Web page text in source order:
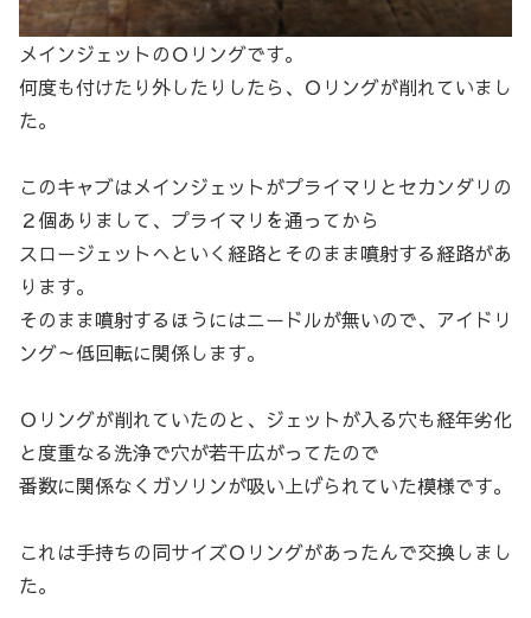
メインジェットのＯリングです。
何度も付けたり外したりしたら、Ｏリングが削れていまし
た。
このキャブはメインジェットがプライマリとセカンダリの
２個ありまして、プライマリを通ってから
スロージェットへといく経路とそのまま噴射する経路があ
ります。
そのまま噴射するほうにはニードルが無いので、アイドリ
ング～低回転に関係します。
Ｏリングが削れていたのと、ジェットが入る穴も経年劣化
と度重なる洗浄で穴が若干広がってたので
番数に関係なくガソリンが吸い上げられていた模様です。
これは手持ちの同サイズＯリングがあったんで交換しまし
た。